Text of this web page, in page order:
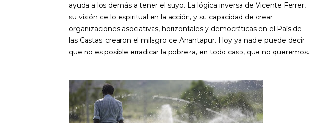
ayuda a los demás a tener el suyo. La lógica inversa de Vicente Ferrer,
su visión de lo espiritual en la acción, y su capacidad de crear
organizaciones asociativas, horizontales y democráticas en el País de
las Castas, crearon el milagro de Anantapur. Hoy ya nadie puede decir
que no es posible erradicar la pobreza, en todo caso, que no queremos.